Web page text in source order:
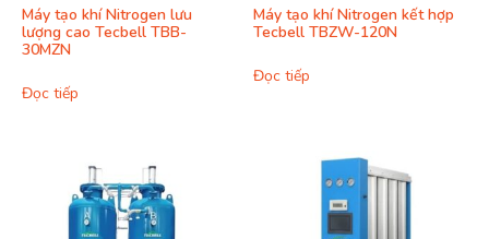
Máy tạo khí Nitrogen lưu
lượng cao Tecbell TBB-
30MZN
Đọc tiếp
Máy tạo khí Nitrogen kết hợp
Tecbell TBZW-120N
Đọc tiếp